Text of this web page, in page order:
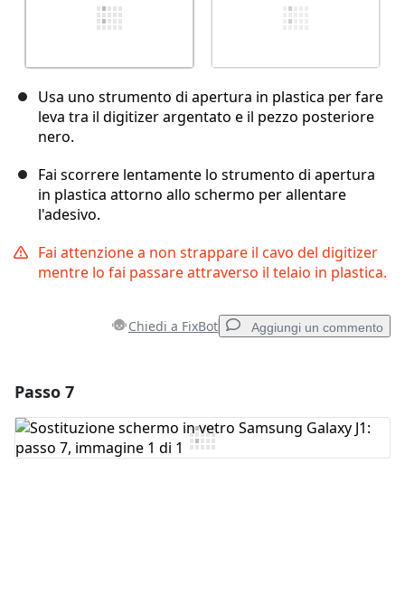
Usa uno strumento di apertura in plastica per fare
leva tra il digitizer argentato e il pezzo posteriore
nero.
Fai scorrere lentamente lo strumento di apertura
in plastica attorno allo schermo per allentare
l'adesivo.
Fai attenzione a non strappare il cavo del digitizer
mentre lo fai passare attraverso il telaio in plastica.
Chiedi a FixBot Aggiungi un commento
Aggiungi Commento
Passo 7